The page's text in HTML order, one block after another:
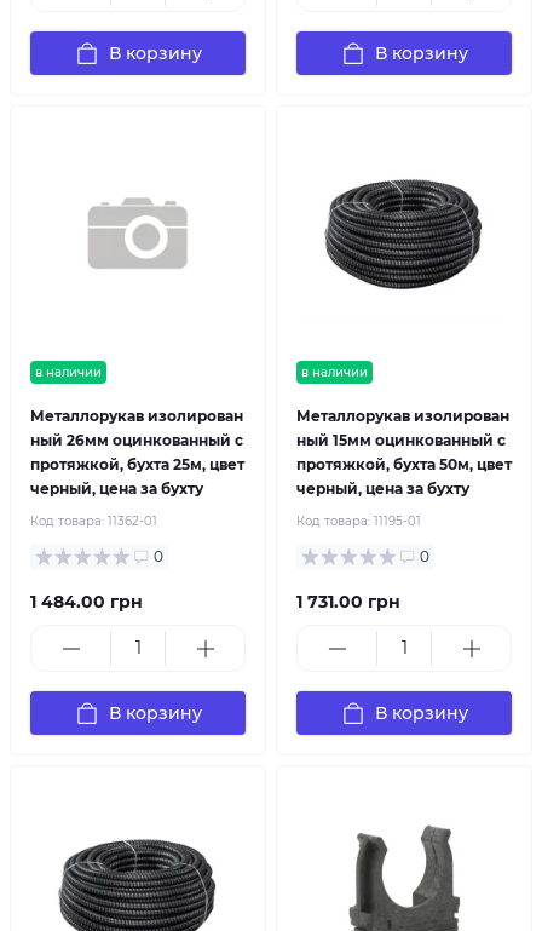
В корзину В корзину
в наличии
Металлорукав изолирован
ный 26мм оцинкованный с
протяжкой, бухта 25м, цвет
черный, цена за бухту
Код товара: 11362-01
0
1 484.00 грн
В корзину
в наличии
Металлорукав изолирован
ный 15мм оцинкованный с
протяжкой, бухта 50м, цвет
черный, цена за бухту
Код товара: 11195-01
0
1 731.00 грн
В корзину